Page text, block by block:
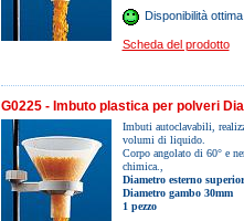
Disponibilità ottima
Scheda del prodotto
G0225 - Imbuto plastica per polveri
Imbuti autoclavabili,
volumi di liquido.
Corpo angolato di 60° e
chimica.,
Diametro esterno
Diametro gambo 30mm
1 pezzo